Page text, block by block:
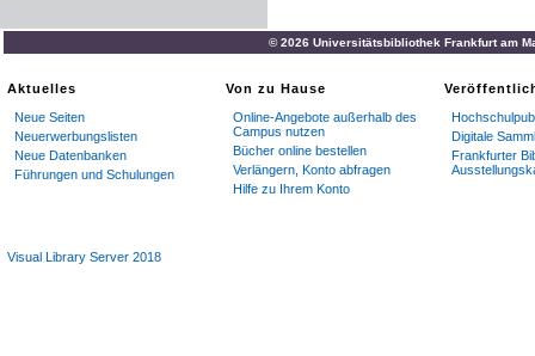
© 2026 Universitätsbibliothek Frankfurt am
Aktuelles
Neue Seiten
Neuerwerbungslisten
Neue Datenbanken
Führungen und Schulungen
Von zu Hause
Online-Angebote außerhalb des
Campus nutzen
Bücher online bestellen
Verlängern, Konto abfragen
Hilfe zu Ihrem Konto
Digitale
Frankfurter
Visual Library Server 2018